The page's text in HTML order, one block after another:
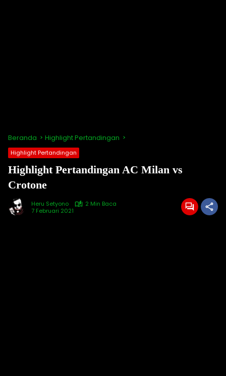
Beranda Highlight Pertandingan
Highlight Pertandingan
Highlight Pertandingan AC Milan vs
Crotone
Heru Setyono
2 Min Baca
7 Februari 2021